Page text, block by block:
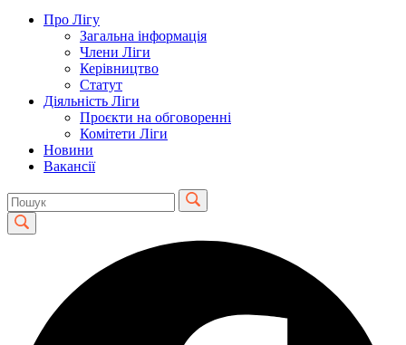
Про Лігу
Загальна інформація
Члени Ліги
Керівництво
Статут
Діяльність Ліги
Проєкти на обговоренні
Комітети Ліги
Новини
Вакансії